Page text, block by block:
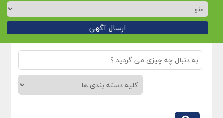
ارسال آگهی